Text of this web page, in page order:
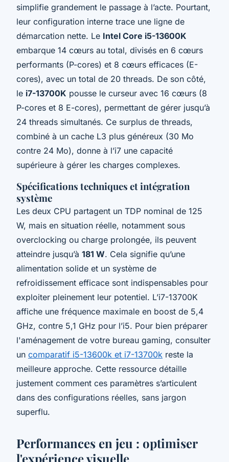
simplifie grandement le passage à l’acte. Pourtant,
leur configuration interne trace une ligne de
démarcation nette. Le Intel Core i5-13600K
embarque 14 cœurs au total, divisés en 6 cœurs
performants (P-cores) et 8 cœurs efficaces (E-
cores), avec un total de 20 threads. De son côté,
le i7-13700K pousse le curseur avec 16 cœurs (8
P-cores et 8 E-cores), permettant de gérer jusqu’à
24 threads simultanés. Ce surplus de threads,
combiné à un cache L3 plus généreux (30 Mo
contre 24 Mo), donne à l’i7 une capacité
supérieure à gérer les charges complexes.
Spécifications techniques et intégration
système
Les deux CPU partagent un TDP nominal de 125
W, mais en situation réelle, notamment sous
overclocking ou charge prolongée, ils peuvent
atteindre jusqu’à 181 W. Cela signifie qu’une
alimentation solide et un système de
refroidissement efficace sont indispensables pour
exploiter pleinement leur potentiel. L’i7-13700K
affiche une fréquence maximale en boost de 5,4
GHz, contre 5,1 GHz pour l’i5. Pour bien préparer
l'aménagement de votre bureau gaming, consulter
un comparatif i5-13600k et i7-13700k reste la
meilleure approche. Cette ressource détaille
justement comment ces paramètres s’articulent
dans des configurations réelles, sans jargon
superflu.
Performances en jeu : optimiser
l'expérience visuelle